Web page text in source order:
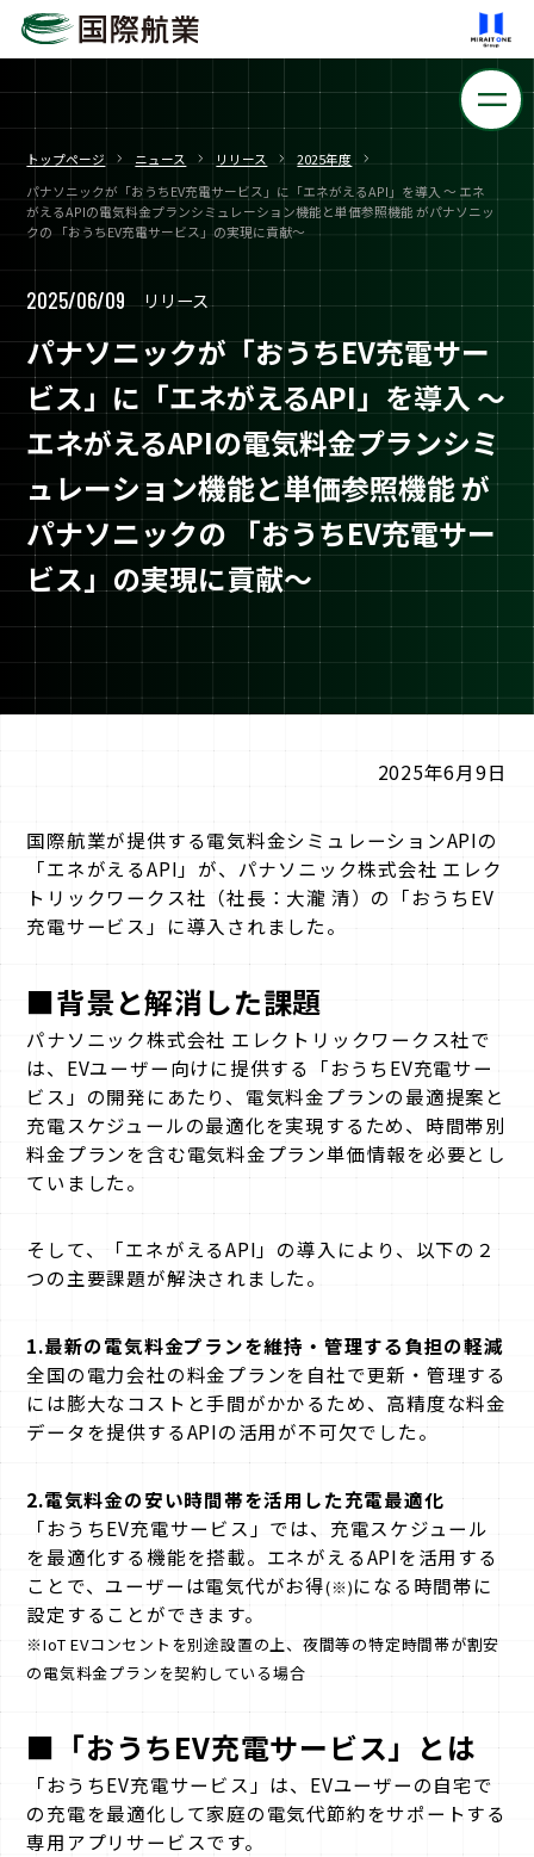
トップページ ニュース リリース
2025年度
パナソニックが「おうちEV充電サービス」に「エネがえるAPI」を導入 〜 エネ
がえるAPIの電気料金プランシミュレーション機能と単価参照機能 がパナソニッ
クの 「おうちEV充電サービス」の実現に貢献〜
2025/06/09 リリース
パナソニックが「おうちEV充電サー
ビス」に「エネがえるAPI」を導入 〜
エネがえるAPIの電気料金プランシミ
ュレーション機能と単価参照機能 が
パナソニックの 「おうちEV充電サー
ビス」の実現に貢献〜
2025年6月9日
国際航業が提供する電気料金シミュレーションAPIの
「エネがえるAPI」が、パナソニック株式会社 エレク
トリックワークス社（社長：大瀧 清）の「おうちEV
充電サービス」に導入されました。
■背景と解消した課題
パナソニック株式会社 エレクトリックワークス社で
は、EVユーザー向けに提供する「おうちEV充電サー
ビス」の開発にあたり、電気料金プランの最適提案と
充電スケジュールの最適化を実現するため、時間帯別
料金プランを含む電気料金プラン単価情報を必要とし
ていました。
そして、「エネがえるAPI」の導入により、以下の２
つの主要課題が解決されました。
1.最新の電気料金プランを維持・管理する負担の軽減
全国の電力会社の料金プランを自社で更新・管理する
には膨大なコストと手間がかかるため、高精度な料金
データを提供するAPIの活用が不可欠でした。
2.電気料金の安い時間帯を活用した充電最適化
「おうちEV充電サービス」では、充電スケジュール
を最適化する機能を搭載。エネがえるAPIを活用する
ことで、ユーザーは電気代がお得(※)になる時間帯に
設定することができます。
※IoT EVコンセントを別途設置の上、夜間等の特定時間帯が割安
の電気料金プランを契約している場合
■「おうちEV充電サービス」とは
「おうちEV充電サービス」は、EVユーザーの自宅で
の充電を最適化して家庭の電気代節約をサポートする
専用アプリサービスです。